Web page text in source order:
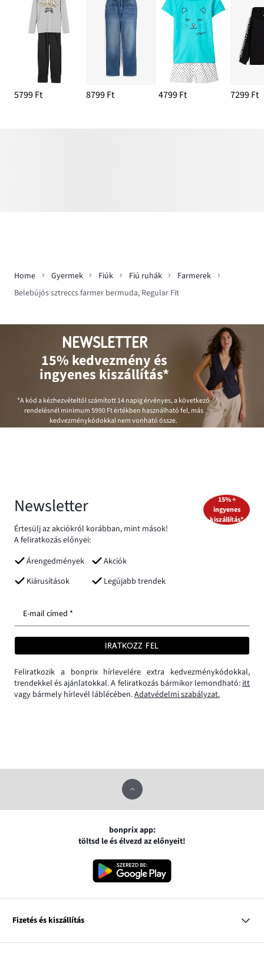
5799 Ft 8799 Ft 4799 Ft 7299 Ft
Home Gyermek Fiúk Fiú ruhák
Farmerek
Belebújós sztreccs farmer bermuda, Regular Fit
NEWSLETTER
15% kedvezmény és
ingyenes kiszállítás*
*A kód a kézhezvételtől számított 14 napig érvényes, a következő
rendelésnél minimum5990 Ftértékben használható fel, más
kedvezménykódokkal nem vonható össze.
Newsletter
Értesülj az akciókról korábban, mint mások!
A feliratkozás előnyei:
Árengedmények
Akciók
Kiárusítások
Legújabb trendek
15% +
ingyenes
kiszállítás*
E-mail címed *
IRATKOZZ FEL
Feliratkozik a bonprix hírlevelére extra kedvezménykódokkal,
trendekkel és ajánlatokkal. A feliratkozás bármikor lemondható:itt
vagy bármely hírlevél láblécében.Adatvédelmi szabályzat.
bonprix app:
töltsd le és élvezd az előnyeit!
Fizetés és kiszállítás